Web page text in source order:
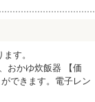
す。
おかゆ炊飯器 【価
できます。電子レン